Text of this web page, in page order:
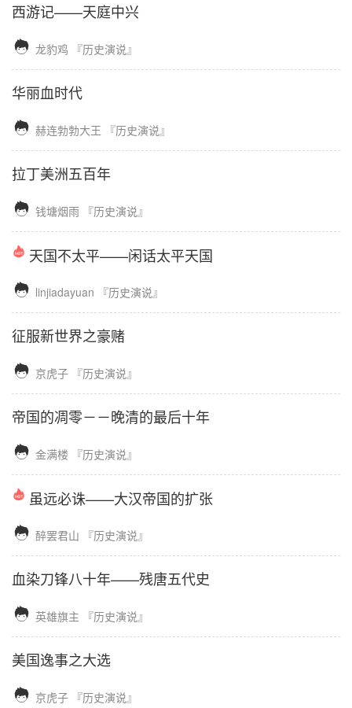
西游记——天庭中兴
 龙豹鸡 『历史演说』
华丽血时代
 赫连勃勃大王 『历史演说』
拉丁美洲五百年
 钱塘烟雨 『历史演说』
天国不太平——闲话太平天国
 linjiadayuan 『历史演说』
征服新世界之豪赌
 京虎子 『历史演说』
帝国的凋零－－晚清的最后十年
 金满楼 『历史演说』
虽远必诛——大汉帝国的扩张
 醉罢君山 『历史演说』
血染刀锋八十年——残唐五代史
 英雄旗主 『历史演说』
美国逸事之大选
 京虎子 『历史演说』